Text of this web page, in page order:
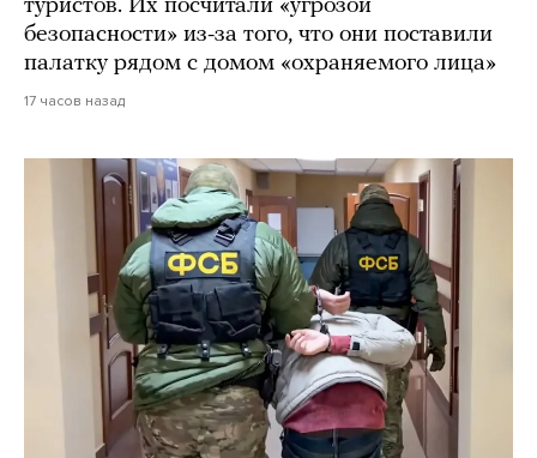
туристов. Их посчитали «угрозой
безопасности» из-за того, что они поставили
палатку рядом с домом «охраняемого лица»
17 часов назад